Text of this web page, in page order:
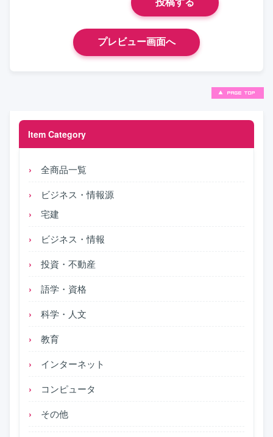
Item Category
全商品一覧
ビジネス・情報源
宅建
ビジネス・情報
投資・不動産
語学・資格
科学・人文
教育
インターネット
コンピュータ
その他